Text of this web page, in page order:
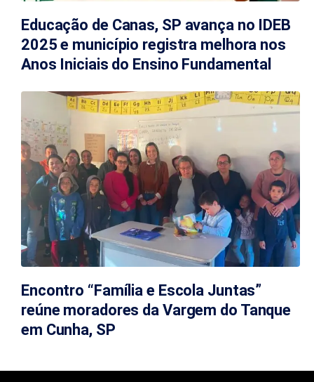
Educação de Canas, SP avança no IDEB
2025 e município registra melhora nos
Anos Iniciais do Ensino Fundamental
Encontro “Família e Escola Juntas”
reúne moradores da Vargem do Tanque
em Cunha, SP